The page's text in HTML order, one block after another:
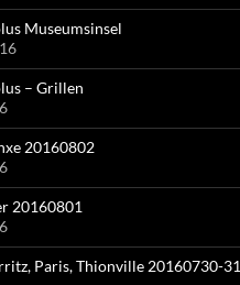
Museumsinsel
– Grillen
20160802
20160801
Paris, Thionville 20160730-31